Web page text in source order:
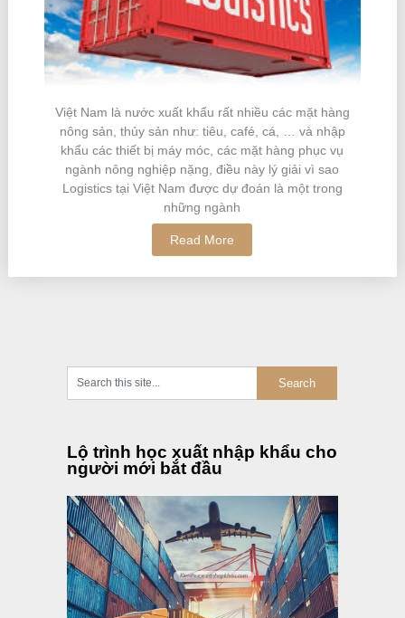
Việt Nam là nước xuất khẩu rất nhiều các mặt hàng
nông sản, thủy sản như: tiêu, café, cá, … và nhập
khẩu các thiết bị máy móc, các mặt hàng phục vụ
ngành nông nghiệp nặng, điều này lý giải vì sao
Logistics tại Việt Nam được dự đoán là một trong
những ngành
Read More
Lộ trình học xuất nhập khẩu cho
người mới bắt đầu